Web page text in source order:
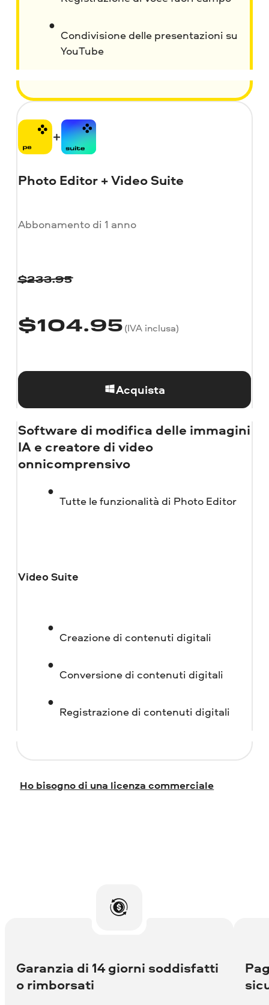
Condivisione delle presentazioni su
YouTube
Photo Editor + Video Suite
Abbonamento di 1 anno
$233.95
$104.95(IVA inclusa)
Acquista
Software di modifica delle immagini
IA e creatore di video
onnicomprensivo
Tutte le funzionalità di Photo Editor
Video Suite
Creazione di contenuti digitali
Conversione di contenuti digitali
Registrazione di contenuti digitali
Ho bisogno di una licenza commerciale
Garanzia di 14 giorni soddisfatti
o rimborsati